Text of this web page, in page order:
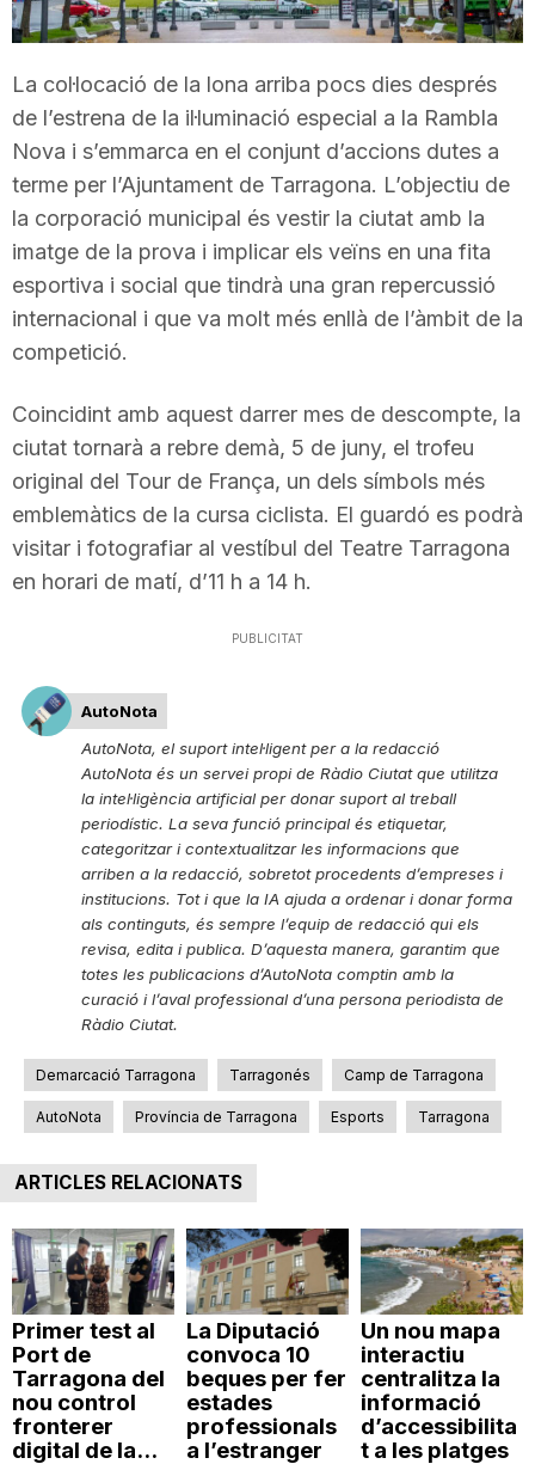
r
r
a
g
n
a
La col·locació de la lona arriba pocs dies després
de l’estrena de la il·luminació especial a la Rambla
Nova i s’emmarca en el conjunt d’accions dutes a
terme per l’Ajuntament de Tarragona. L’objectiu de
la corporació municipal és vestir la ciutat amb la
imatge de la prova i implicar els veïns en una fita
esportiva i social que tindrà una gran repercussió
internacional i que va molt més enllà de l’àmbit de la
competició.
Coincidint amb aquest darrer mes de descompte, la
ciutat tornarà a rebre demà, 5 de juny, el trofeu
original del Tour de França, un dels símbols més
emblemàtics de la cursa ciclista. El guardó es podrà
visitar i fotografiar al vestíbul del Teatre Tarragona
en horari de matí, d’11 h a 14 h.
PUBLICITAT
AutoNota
AutoNota, el suport intel·ligent per a la redacció
AutoNota és un servei propi de Ràdio Ciutat que utilitza
la intel·ligència artificial per donar suport al treball
periodístic. La seva funció principal és etiquetar,
categoritzar i contextualitzar les informacions que
arriben a la redacció, sobretot procedents d’empreses i
institucions. Tot i que la IA ajuda a ordenar i donar forma
als continguts, és sempre l’equip de redacció qui els
revisa, edita i publica. D’aquesta manera, garantim que
totes les publicacions d’AutoNota comptin amb la
curació i l’aval professional d’una persona periodista de
Ràdio Ciutat.
Demarcació Tarragona Tarragonés Camp de Tarragona
AutoNota Província de Tarragona Esports Tarragona
ARTICLES RELACIONATS
Primer test al
Port de
Tarragona del
nou control
fronterer
digital de la...
La Diputació
convoca 10
beques per fer
estades
professionals
a l’estranger
Un nou mapa
interactiu
centralitza la
informació
d’accessibilita
t a les platges